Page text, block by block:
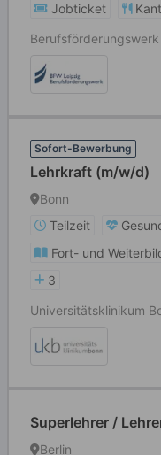
Jobticket
Sofort-Bewerbung
Lehrkraft (m/w/d)
Bonn
Teilzeit
Fort- und
3
Universitätsklinikum
Superlehrer /
Berlin